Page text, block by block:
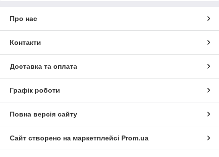
Про нас
Контакти
Доставка та оплата
Графік роботи
Повна версія сайту
Сайт створено на маркетплейсі Prom.ua